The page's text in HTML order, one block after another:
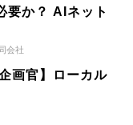
要か？ AIネット
会社
画官】ローカル